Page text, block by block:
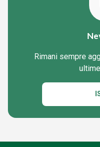
Rimani sempre
ultime